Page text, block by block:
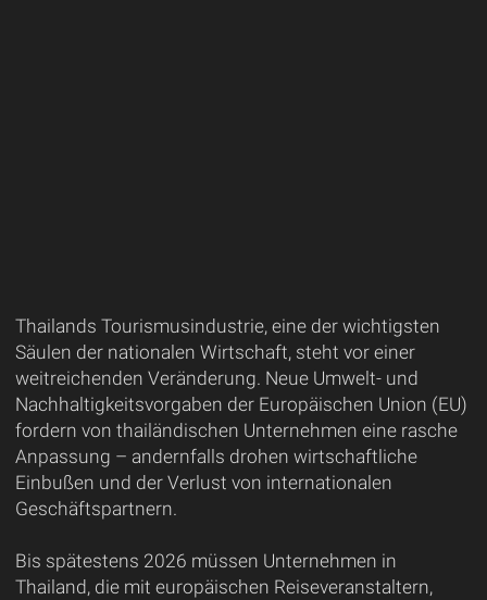
Thailands Tourismusindustrie, eine der wichtigsten
Säulen der nationalen Wirtschaft, steht vor einer
weitreichenden Veränderung. Neue Umwelt- und
Nachhaltigkeitsvorgaben der Europäischen Union (EU)
fordern von thailändischen Unternehmen eine rasche
Anpassung – andernfalls drohen wirtschaftliche
Einbußen und der Verlust von internationalen
Geschäftspartnern.
Bis spätestens 2026 müssen Unternehmen in
Thailand, die mit europäischen Reiseveranstaltern,